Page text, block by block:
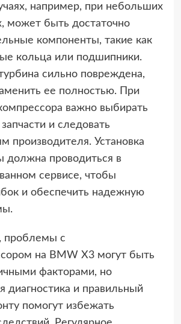
например, при небольших
может быть достаточно
компоненты, такие как
кольца или подшипники.
сильно повреждена,
ее полностью. При
важно выбирать
и следовать
производителя. Установка
должна проводиться в
сервисе, чтобы
и обеспечить надежную
проблемы с
на BMW X3 могут быть
факторами, но
диагностика и правильный
помогут избежать